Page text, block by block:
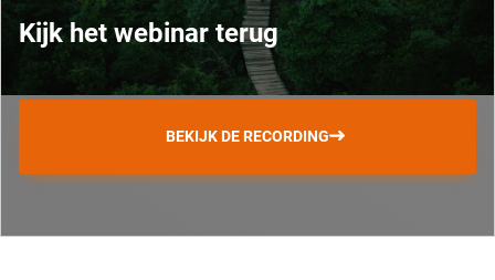
Kijk het webinar terug
BEKIJK DE RECORDING